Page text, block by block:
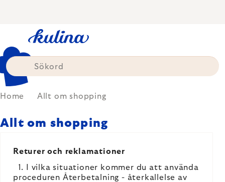
Home Allt om shopping
Allt om shopping
ARTICLES
Returer och reklamationer
1. I vilka situationer kommer du att använda
proceduren Återbetalning - återkallelse av